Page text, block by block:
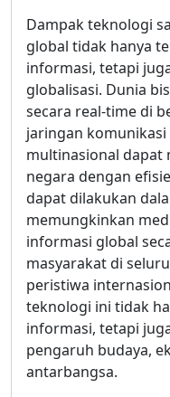
Dampak teknologi
global tidak hanya
informasi, tetapi
globalisasi. Dunia
secara real-time di
jaringan komunikasi
multinasional dapat
negara dengan
dapat dilakukan
memungkinkan
informasi global
masyarakat di
peristiwa
teknologi ini tidak
informasi, tetapi
pengaruh budaya,
antarbangsa.